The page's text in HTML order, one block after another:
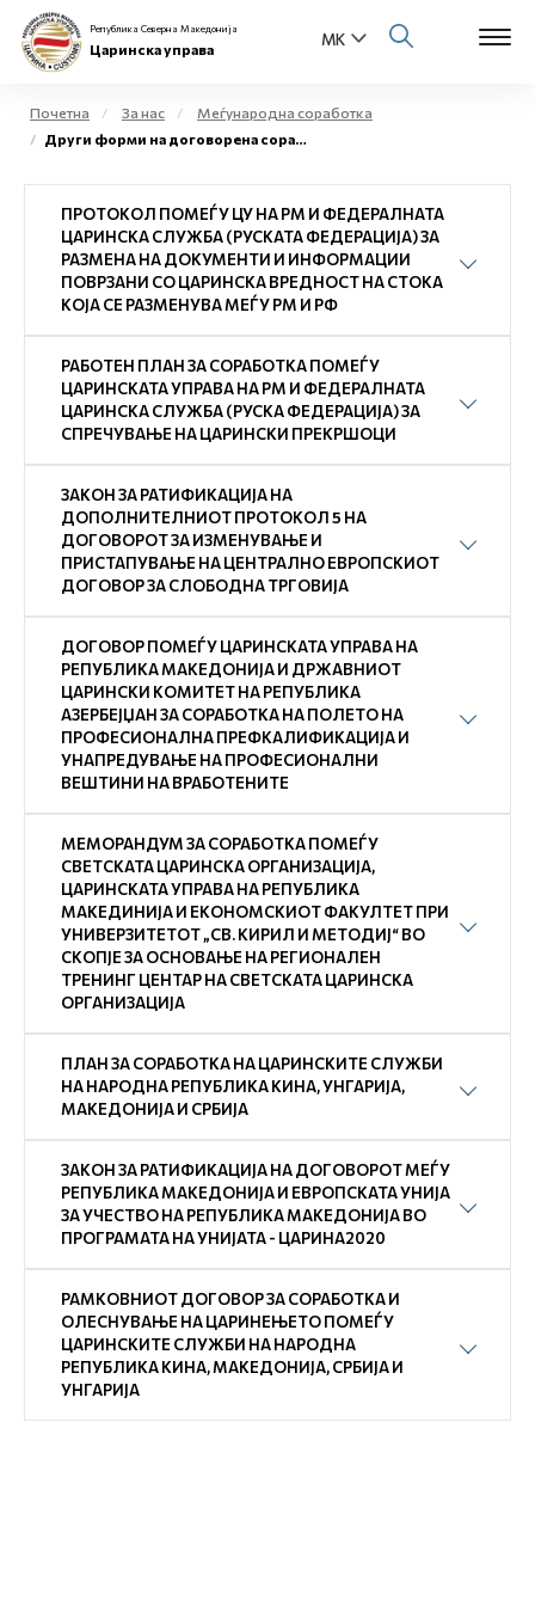
Физички лица
Бизнис заедница
Open
Open
Медиа центар
Контакт
Е-Весник
Република Северна Македонија
Царинска управа
Почетна За нас
Меѓународна соработка
Други форми на договорена соработка
ПРОТОКОЛ ПОМЕЃУ ЦУ НА РМ И ФЕДЕРАЛНАТА
ЦАРИНСКА СЛУЖБА (РУСКАТА ФЕДЕРАЦИЈА) ЗА
РАЗМЕНА НА ДОКУМЕНТИ И ИНФОРМАЦИИ
ПОВРЗАНИ СО ЦАРИНСКА ВРЕДНОСТ НА СТОКА
КОЈА СЕ РАЗМЕНУВА МЕЃУ РМ И РФ
РАБОТЕН ПЛАН ЗА СОРАБОТКА ПОМЕЃУ
ЦАРИНСКАТА УПРАВА НА РМ И ФЕДЕРАЛНАТА
ЦАРИНСКА СЛУЖБА (РУСКА ФЕДЕРАЦИЈА) ЗА
СПРЕЧУВАЊЕ НА ЦАРИНСКИ ПРЕКРШОЦИ
ЗАКОН ЗА РАТИФИКАЦИЈА НА
ДОПОЛНИТЕЛНИОТ ПРОТОКОЛ 5 НА
ДОГОВОРОТ ЗА ИЗМЕНУВАЊЕ И
ПРИСТАПУВАЊЕ НА ЦЕНТРАЛНО ЕВРОПСКИОТ
ДОГОВОР ЗА СЛОБОДНА ТРГОВИЈА
ДОГОВОР ПОМЕЃУ ЦАРИНСКАТА УПРАВА НА
РЕПУБЛИКА МАКЕДОНИЈА И ДРЖАВНИОТ
ЦАРИНСКИ КОМИТЕТ НА РЕПУБЛИКА
АЗЕРБЕЈЏАН ЗА СОРАБОТКА НА ПОЛЕТО НА
ПРОФЕСИОНАЛНА ПРЕФКАЛИФИКАЦИЈА И
УНАПРЕДУВАЊЕ НА ПРОФЕСИОНАЛНИ
ВЕШТИНИ НА ВРАБОТЕНИТЕ
МЕМОРАНДУМ ЗА СОРАБОТКА ПОМЕЃУ
СВЕТСКАТА ЦАРИНСКА ОРГАНИЗАЦИЈА,
ЦАРИНСКАТА УПРАВА НА РЕПУБЛИКА
МАКЕДИНИЈА И ЕКОНОМСКИОТ ФАКУЛТЕТ ПРИ
УНИВЕРЗИТЕТОТ „СВ. КИРИЛ И МЕТОДИЈ“ ВО
СКОПЈЕ ЗА ОСНОВАЊЕ НА РЕГИОНАЛЕН
ТРЕНИНГ ЦЕНТАР НА СВЕТСКАТА ЦАРИНСКА
ОРГАНИЗАЦИЈА
ПЛАН ЗА СОРАБОТКА НА ЦАРИНСКИТЕ СЛУЖБИ
НА НАРОДНА РЕПУБЛИКА КИНА, УНГАРИЈА,
МАКЕДОНИЈА И СРБИЈА
ЗАКОН ЗА РАТИФИКАЦИЈА НА ДОГОВОРОТ МЕЃУ
РЕПУБЛИКА МАКЕДОНИЈА И ЕВРОПСКАТА УНИЈА
ЗА УЧЕСТВО НА РЕПУБЛИКА МАКЕДОНИЈА ВО
ПРОГРАМАТА НА УНИЈАТА - ЦАРИНА2020
РАМКОВНИОТ ДОГОВОР ЗА СОРАБОТКА И
ОЛЕСНУВАЊЕ НА ЦАРИНЕЊЕТО ПОМЕЃУ
ЦАРИНСКИТЕ СЛУЖБИ НА НАРОДНА
РЕПУБЛИКА КИНА, МАКЕДОНИЈА, СРБИЈА И
УНГАРИЈА